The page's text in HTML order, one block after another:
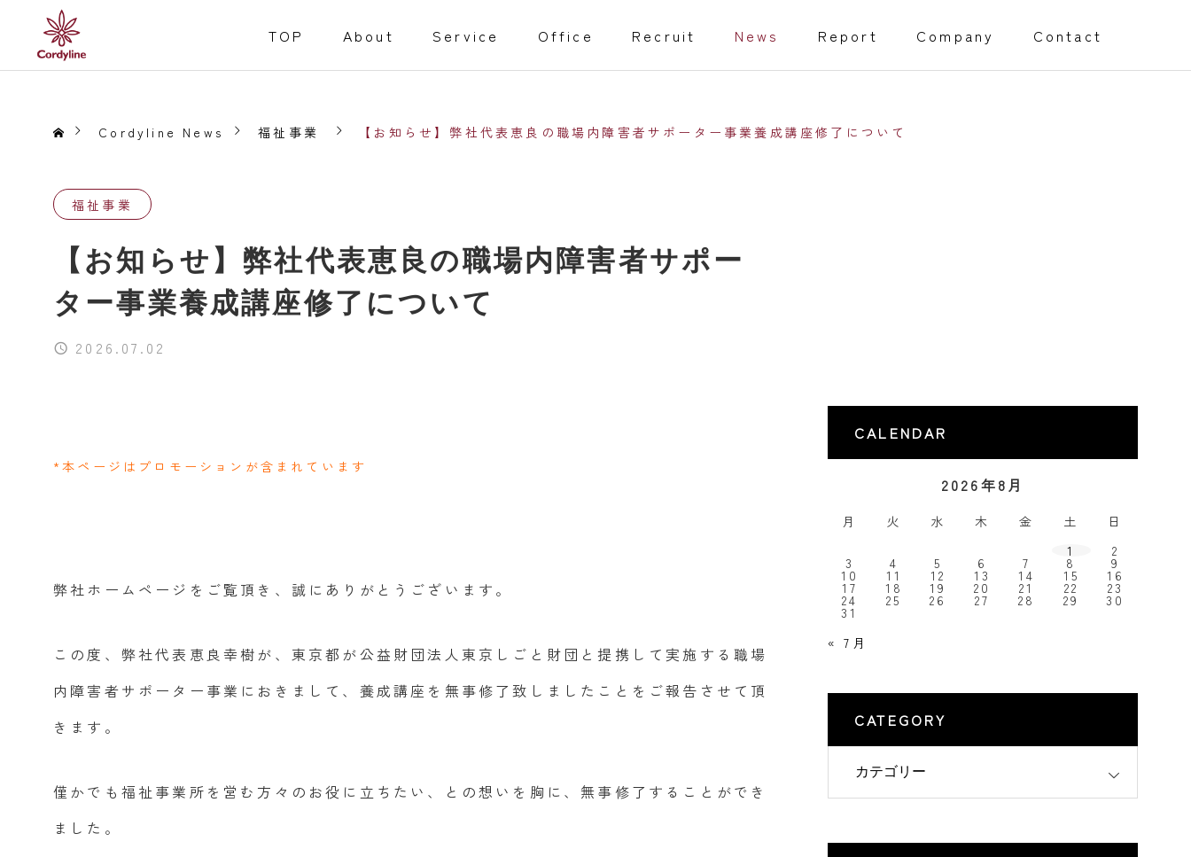
TOP About Service Office Recruit News Report Company Contact
Service
Welfare for the Disabled
就労継続支援B型事業
行動援護
Training programs
Cordyline News 福祉事業 【お知らせ】弊社代表恵良の職場内障害者サポーター事業養成講座修了について
福祉事業
【お知らせ】弊社代表恵良の職場内障害者サポー
ター事業養成講座修了について
2026.07.02
*本ページはプロモーションが含まれています
弊社ホームページをご覧頂き、誠にありがとうございます。
この度、弊社代表恵良幸樹が、東京都が公益財団法人東京しごと財団と提携して実施する職場
内障害者サポーター事業におきまして、養成講座を無事修了致しましたことをご報告させて頂
きます。
僅かでも福祉事業所を営む方々のお役に立ちたい、との想いを胸に、無事修了することができ
ました。
CALENDAR
2026年8月
月 火 水 木 金 土
日
1
2
3 4 5 6 7 8 9
10 11 12 13 14 15 16
17 18 19 20 21 22 23
24 25 26 27 28 29 30
31
« 7月
CATEGORY